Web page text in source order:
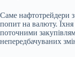
Саме нафтотрейдери
попит на валюту.
поточними
непередбачуваних